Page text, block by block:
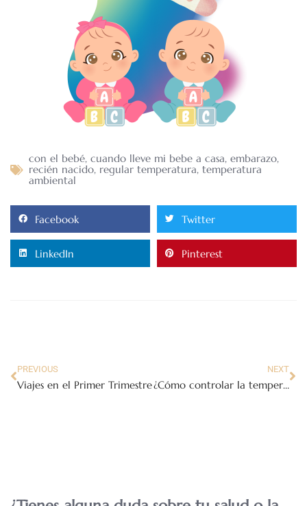
con el bebé, cuando lleve mi bebe a casa, embarazo,
recién nacido, regular temperatura, temperatura
ambiental
Facebook Twitter
LinkedIn Pinterest
PREVIOUS
Viajes en el Primer Trimestre
NEXT
¿Cómo controlar la temperatura de tu bebé?